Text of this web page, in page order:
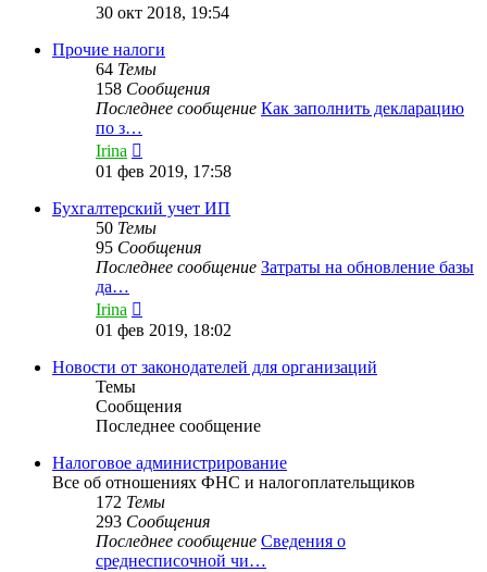
к
сообщению
30 окт 2018, 19:54
Прочие налоги
64 Темы
158 Сообщения
Последнее сообщение Как заполнить декларацию
по з…
Irina
к
сообщению
01 фев 2019, 17:58
Бухгалтерский учет ИП
50 Темы
95 Сообщения
Последнее сообщение Затраты на обновление базы
да…
Irina
к
сообщению
01 фев 2019, 18:02
Новости от законодателей для организаций
Темы
Сообщения
Последнее сообщение
Налоговое администрирование
Все об отношениях ФНС и налогоплательщиков
172 Темы
293 Сообщения
Последнее сообщение Сведения о
среднесписочной чи…